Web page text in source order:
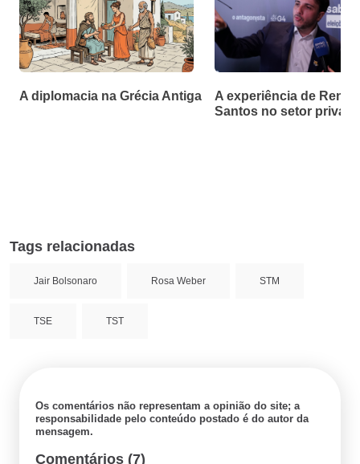
A diplomacia na Grécia Antiga
A experiência de Renan
Santos no setor
Tags relacionadas
Jair Bolsonaro Rosa Weber STM
TSE TST
Os comentários não representam a opinião do site; a
responsabilidade pelo conteúdo postado é do autor da
mensagem.
Comentários (7)